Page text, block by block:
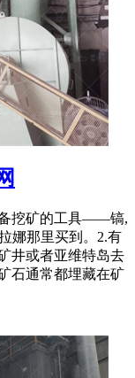
备挖矿的工具——镐,
娜那里买到。2.有
井或者亚维特岛去
石通常都埋藏在矿